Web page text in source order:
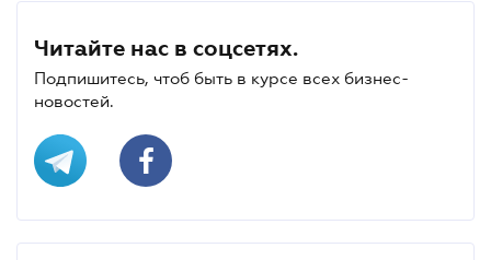
Читайте нас в соцсетях.
Подпишитесь, чтоб быть в курсе всех бизнес-
новостей.